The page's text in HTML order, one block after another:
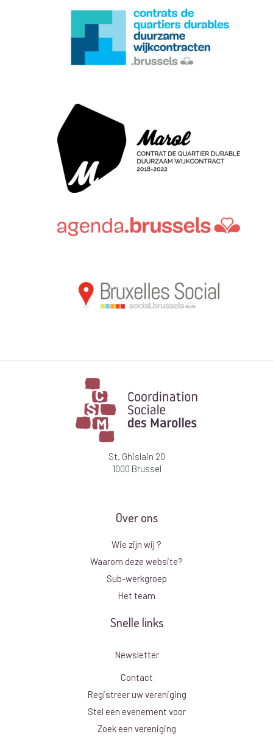
St. Ghislain 20
1000 Brussel
Over ons
Wie zijn wij ?
Waarom deze website?
Sub-werkgroep
Het team
Snelle links
Newsletter
Contact
Registreer uw vereniging
Stel een evenement voor
Zoek een vereniging